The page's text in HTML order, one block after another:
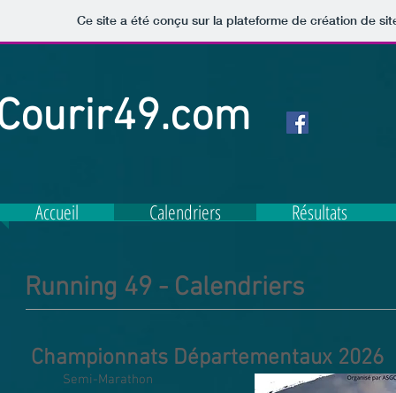
Ce site a été conçu sur la plateforme de création de
Accueil Calendriers Résultats
Running 49 - Calendriers
Championnats Départementaux 2026
Semi-Marathon